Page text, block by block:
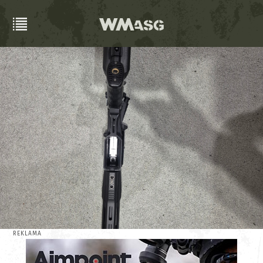
REKLAMA